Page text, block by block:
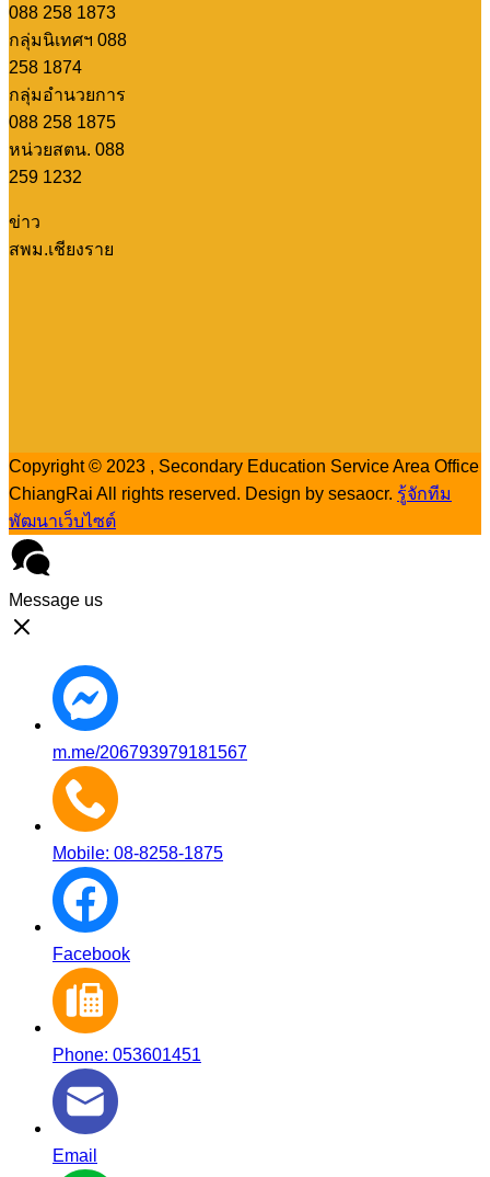
088 258 1873
กลุ่มนิเทศฯ 088
258 1874
กลุ่มอำนวยการ
088 258 1875
หน่วยสตน. 088
259 1232
ข่าว
สพม.เชียงราย
Copyright © 2023 , Secondary Education Service Area Office
ChiangRai All rights reserved. Design by sesaocr. รู้จักทีม
พัฒนาเว็บไซต์
Message us
m.me/206793979181567
Mobile: 08-8258-1875
Facebook
Phone: 053601451
Email